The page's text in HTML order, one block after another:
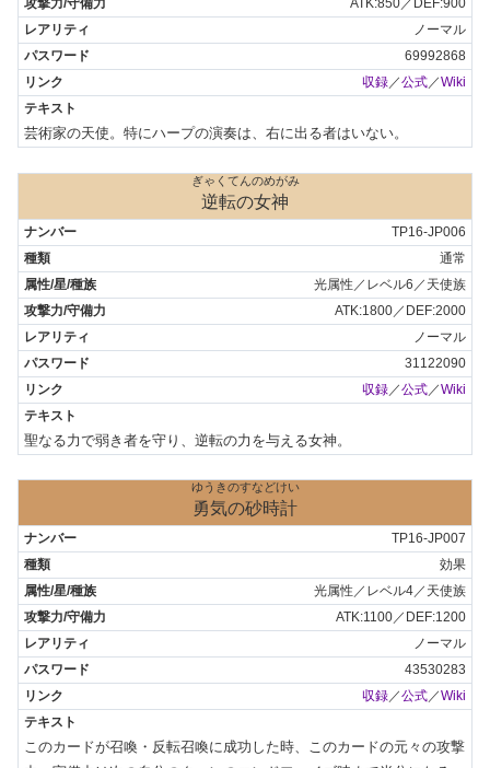
ATK:850／DEF:900
ノーマル
69992868
収録／公式／Wiki
芸術家の天使。特にハープの演奏は、右に出る者はいない。
ぎゃくてんのめがみ
逆転の女神
TP16-JP006
通常
光属性／レベル6／天使族
ATK:1800／DEF:2000
ノーマル
31122090
収録 ／公式 ／Wiki
聖なる力で弱き者を守り、逆転の力を与える女神。
ゆうきのすなどけい
勇気の砂時計
TP16-JP007
効果
光属性／レベル4／天使族
ATK:1100／DEF:1200
ノーマル
43530283
収録／公式／Wiki
このカードが召喚・反転召喚に成功した時、このカードの元々の攻撃